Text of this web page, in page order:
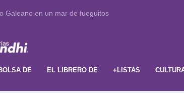
Galeano en un mar de fueguitos
DE EL LIBRERO DE +LISTAS